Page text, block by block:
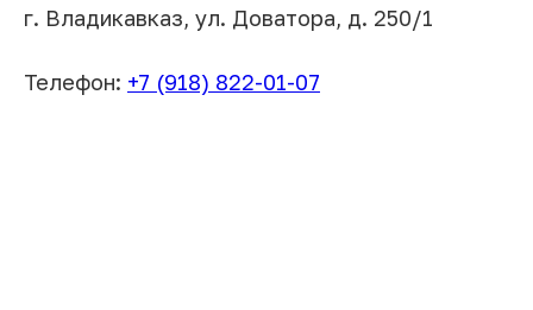
г. Владикавказ, ул. Доватора, д. 250/1
Телефон: +7 (918) 822-01-07